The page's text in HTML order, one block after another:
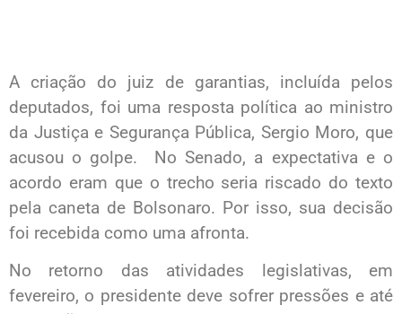
A criação do juiz de garantias, incluída pelos
deputados, foi uma resposta política ao ministro
da Justiça e Segurança Pública, Sergio Moro, que
acusou o golpe. No Senado, a expectativa e o
acordo eram que o trecho seria riscado do texto
pela caneta de Bolsonaro. Por isso, sua decisão
foi recebida como uma afronta.
No retorno das atividades legislativas, em
fevereiro, o presidente deve sofrer pressões e até